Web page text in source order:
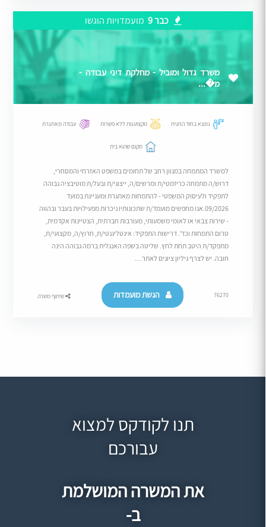
כבר 9 מועמדויות הוגשו
משרד גדול ומוביל - מחלקת דיני עבודה -
מ�...
נמצא בחוד החנית מקצוענות ללא פשרות עבודה מאתגרת
מקום שהוא בית
למשרד המתמחה במגוון רחב של תחומים במשפט האזרחי והמסחרי,
דרוש/ה מתמחה כריזמטי/ת ומרשים/ה, ייצוגי/ת ובעל/ת מוטיבציה גבוהה
לתפקיד ולעיסוק המשפטי - להתמחות מאתגרת ומעניינת במועד
09/2026.אנו מחפשים מועמד/ת שתכונותיו ניכרות מפעילויות בעבר ובהווה
- שירות צבאי או לאומי משמעותי, מעורבות חברתית, הצטיינות אקדמית,
טרום התמחות וכד'. דרישות התפקיד: אינטליגנטי/ת, חרוץ/ה, מקצועי/ת,
מתפקד/ת היטב תחת לחץ. שליטה בשפה האנגלית ברמה גבוהה הינה
חובה. יש לצרף גיליון ציונים לאתר....
76270 הגשת מועמדות שיתוף משרה
תנו לקודקס למצוא
עבורכם
את המשרה המושלמת
ב-